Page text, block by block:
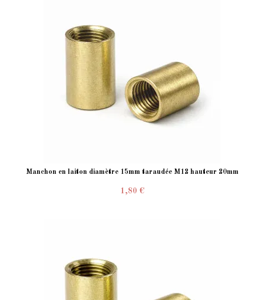
Manchon en laiton diamètre 15mm taraudée M12 hauteur 20mm
1,80 €